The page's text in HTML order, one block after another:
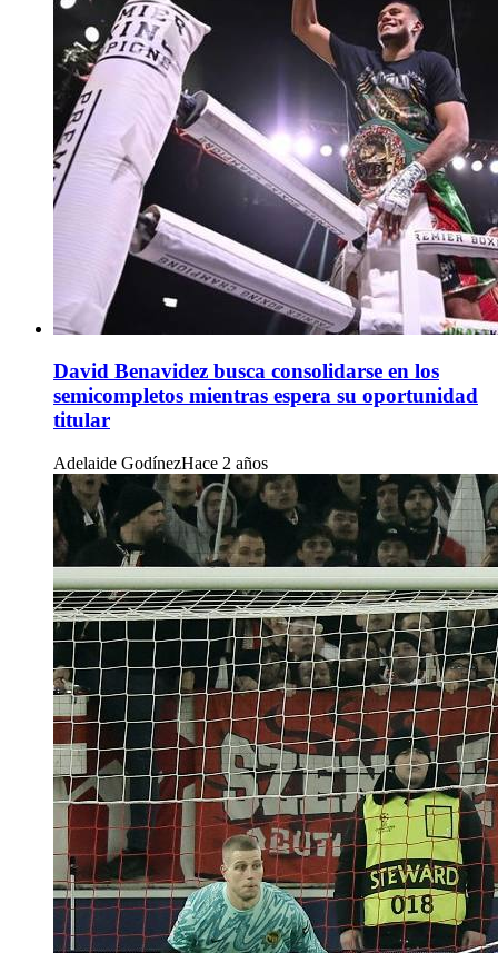
David Benavidez busca consolidarse en los
semicompletos mientras espera su oportunidad
titular
Adelaide GodínezHace 2 años